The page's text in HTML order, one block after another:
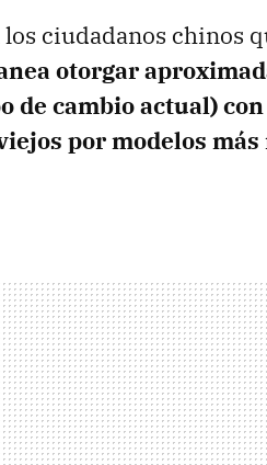
ciudadanos chinos
otorgar
de cambio actual)
por modelos más